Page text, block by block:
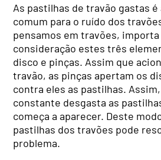
As pastilhas de travão gastas é
comum para o ruído dos
pensamos em travões,
consideração estes três
disco e pinças. Assim que
travão, as pinças apertam os
contra eles as pastilhas.
constante desgasta as
começa a aparecer. Deste
pastilhas dos travões pode
problema.